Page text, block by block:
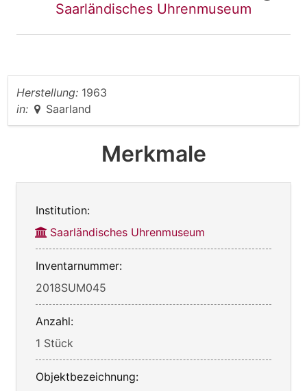
Saarländisches Uhrenmuseum
Herstellung: 1963
in:
Saarland
Merkmale
Institution:
Saarländisches Uhrenmuseum
Inventarnummer:
2018SUM045
Anzahl:
1 Stück
Objektbezeichnung: